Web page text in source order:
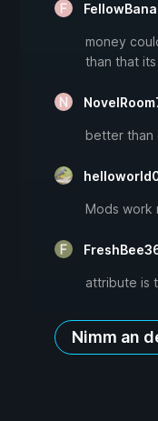
money
than that
better than
Mods work
attribute is
Nimm an